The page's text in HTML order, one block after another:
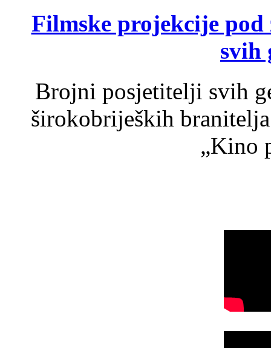
Filmske projekcije
svih
Brojni posjetitelji svih
širokobrijeških
„Kino